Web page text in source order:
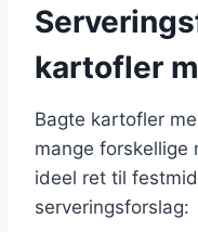
kartofler
Bagte kartofler
mange forskellige
ideel ret til
serveringsforslag: